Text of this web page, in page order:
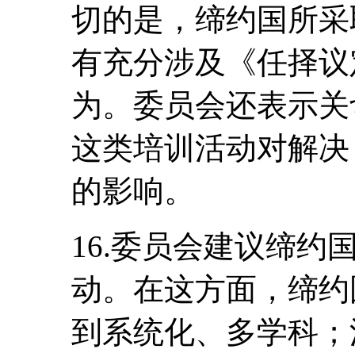
切的是，缔约国所
有充分涉及《任择
为。委员会还表示
这类培训活动对解
的影响。
16.委员会建议缔约
动。在这方面，缔
到系统化、多学科